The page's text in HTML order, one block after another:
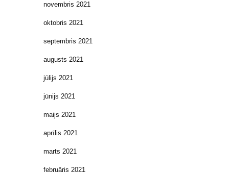
novembris 2021
oktobris 2021
septembris 2021
augusts 2021
jūlijs 2021
jūnijs 2021
maijs 2021
aprīlis 2021
marts 2021
februāris 2021